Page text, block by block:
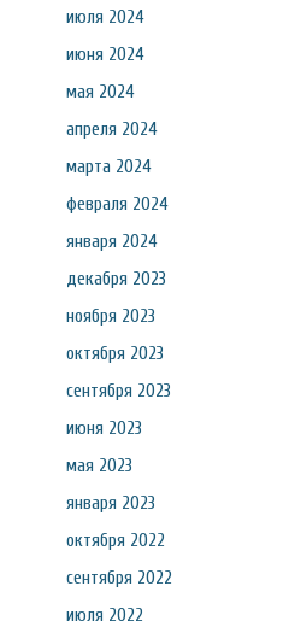
июля 2024
июня 2024
мая 2024
апреля 2024
марта 2024
февраля 2024
января 2024
декабря 2023
ноября 2023
октября 2023
сентября 2023
июня 2023
мая 2023
января 2023
октября 2022
сентября 2022
июля 2022